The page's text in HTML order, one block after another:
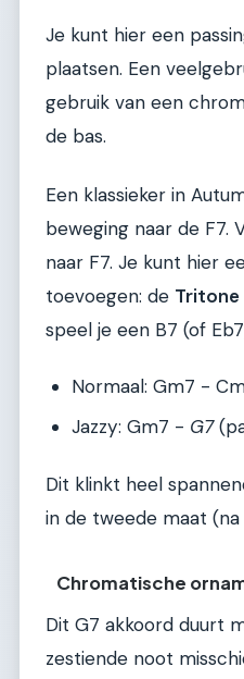
Je kunt hier een
plaatsen. Een
gebruik van een
de bas.
Een klassieker in
beweging naar de F7.
naar F7. Je kunt hier
toevoegen: de Tritone
speel je een B7 (of
Normaal: Gm7 -
Jazzy: Gm7 - G7
Dit klinkt heel
in de tweede maat (na
Chromatische
Dit G7 akkoord duurt
zestiende noot